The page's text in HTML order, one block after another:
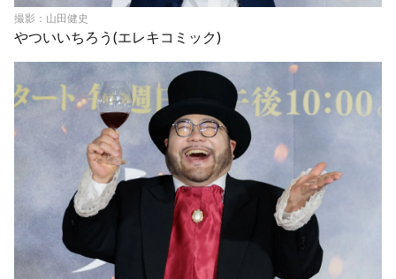
撮影：山田健史
やついいちろう(エレキコミック)